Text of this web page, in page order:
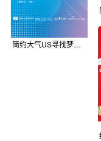
简约大气US寻找梦想者招聘广告商务海报